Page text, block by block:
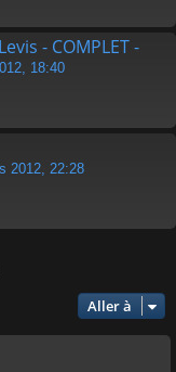
- COMPLET -
18:40
2012, 22:28
Aller à